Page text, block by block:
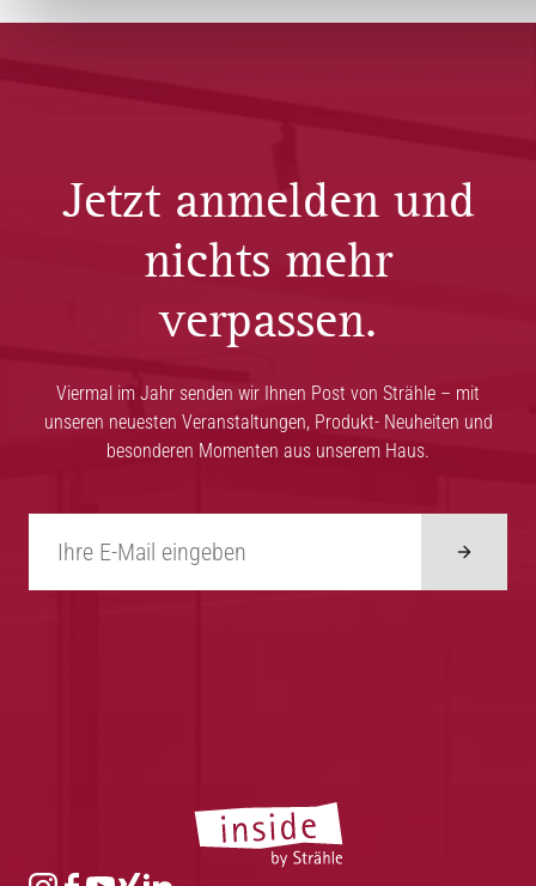
Jetzt anmelden und
nichts mehr
verpassen.
Viermal im Jahr senden wir Ihnen Post von Strähle – mit
unseren neuesten Veranstaltungen, Produkt- Neuheiten und
besonderen Momenten aus unserem Haus.